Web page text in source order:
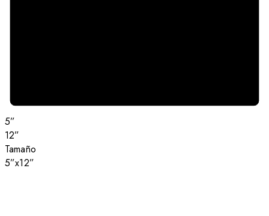
5”
12”
Tamaño
5”x12”